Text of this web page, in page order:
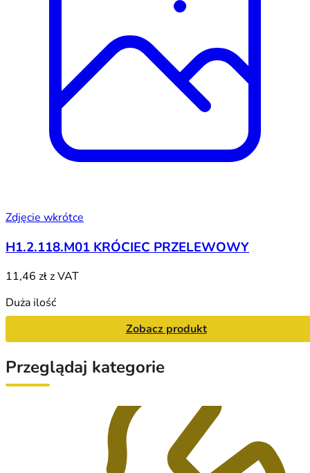
Zdjęcie wkrótce
H1.2.118.M01 KRÓCIEC PRZELEWOWY
11,46 złz VAT
Duża ilość
Zobacz produkt
Przeglądaj kategorie